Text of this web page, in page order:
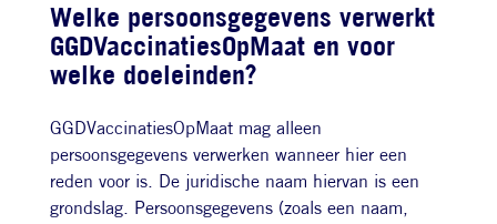
Welke persoonsgegevens verwerkt
GGDVaccinatiesOpMaat en voor
welke doeleinden?
GGDVaccinatiesOpMaat mag alleen
persoonsgegevens verwerken wanneer hier een
reden voor is. De juridische naam hiervan is een
grondslag. Persoonsgegevens (zoals een naam,